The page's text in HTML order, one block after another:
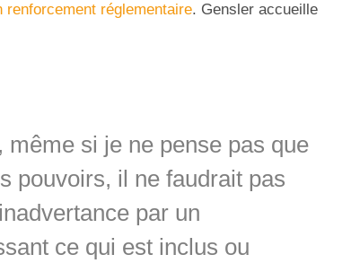
renforcement réglementaire. Gensler accueille
si je ne pense pas que
pouvoirs, il ne faudrait pas
par un
ce qui est inclus ou